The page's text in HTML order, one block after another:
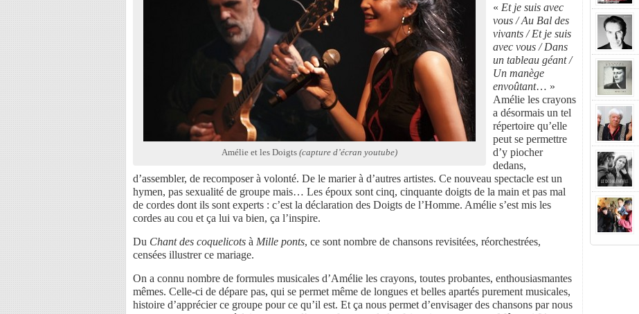
Amélie et les Doigts (capture d’écran youtube)
« Et je suis avec
vous / Au Bal des
vivants / Et je suis
avec vous / Dans
un tableau géant /
Un manège
envoûtant… »
Amélie les crayons
a désormais un tel
répertoire qu’elle
peut se permettre
d’y piocher
dedans,
d’assembler, de recomposer à volonté. De le marier à d’autres artistes. Ce nouveau spectacle est un
hymen, pas sexualité de groupe mais… Les époux sont cinq, cinquante doigts de la main et pas mal
de cordes dont ils sont experts : c’est la déclaration des Doigts de l’Homme. Amélie s’est mis les
cordes au cou et ça lui va bien, ça l’inspire.
Du Chant des coquelicots à Mille ponts, ce sont nombre de chansons revisitées, réorchestrées,
censées illustrer ce mariage.
On a connu nombre de formules musicales d’Amélie les crayons, toutes probantes, enthousiasmantes
mêmes. Celle-ci de dépare pas, qui se permet même de longues et belles apartés purement musicales,
histoire d’apprécier ce groupe pour ce qu’il est. Et ça nous permet d’envisager des chansons par nous